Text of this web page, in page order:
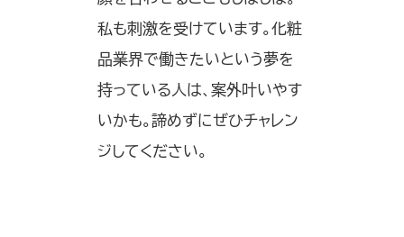
私も刺激を受けています。化粧
品業界で働きたいという夢を
持っている人は、案外叶いやす
いかも。諦めずにぜひチャレン
ジしてください。